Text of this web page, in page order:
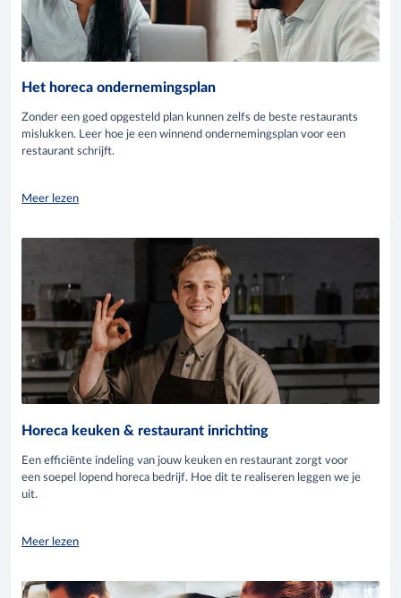
Het horeca ondernemingsplan
Zonder een goed opgesteld plan kunnen zelfs de beste restaurants
mislukken. Leer hoe je een winnend ondernemingsplan voor een
restaurant schrijft.
Meer lezen
Horeca keuken & restaurant inrichting
Een efficiënte indeling van jouw keuken en restaurant zorgt voor
een soepel lopend horeca bedrijf. Hoe dit te realiseren leggen we je
uit.
Meer lezen